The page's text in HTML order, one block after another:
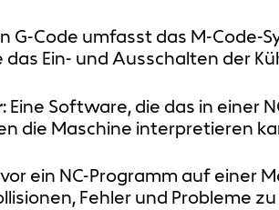
G-Code umfasst das M-Code-
das Ein- und Ausschalten der
: Eine Software, die das in einer
die Maschine interpretieren
ein NC-Programm auf
Fehler und Probleme